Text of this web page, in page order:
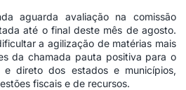
aguarda avaliação na comissão
até o final deste mês de agosto.
a agilização de matérias mais
da chamada pauta positiva para o
e direto dos estados e municípios,
fiscais e de recursos.